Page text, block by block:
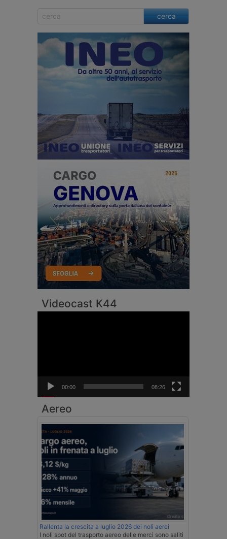
cerca
Videocast K44
00:00 08:26
Aereo
Rallenta la crescita a luglio 2026 dei noli aerei
I noli spot del trasporto aereo delle merci sono saliti